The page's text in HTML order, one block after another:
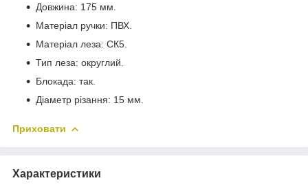
Довжина: 175 мм.
Матеріал ручки: ПВХ.
Матеріал леза: СК5.
Тип леза: округлий.
Блокада: так.
Діаметр різання: 15 мм.
Приховати
Характеристики